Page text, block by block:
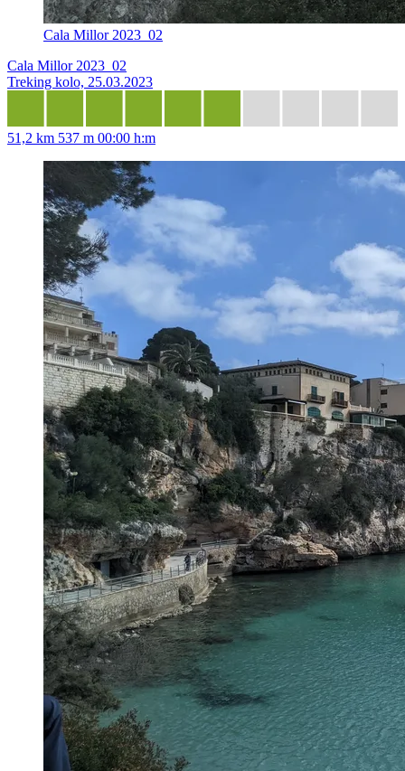
Cala Millor 2023_02
Cala Millor 2023_02
Treking kolo, 25.03.2023
51,2 km 537 m 00:00 h:m